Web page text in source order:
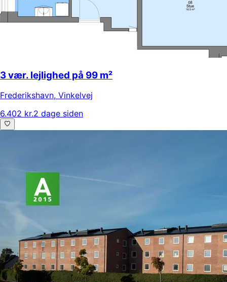
3 vær. lejlighed på 99 m²
Frederikshavn, Vinkelvej
6.402 kr.2 dage siden